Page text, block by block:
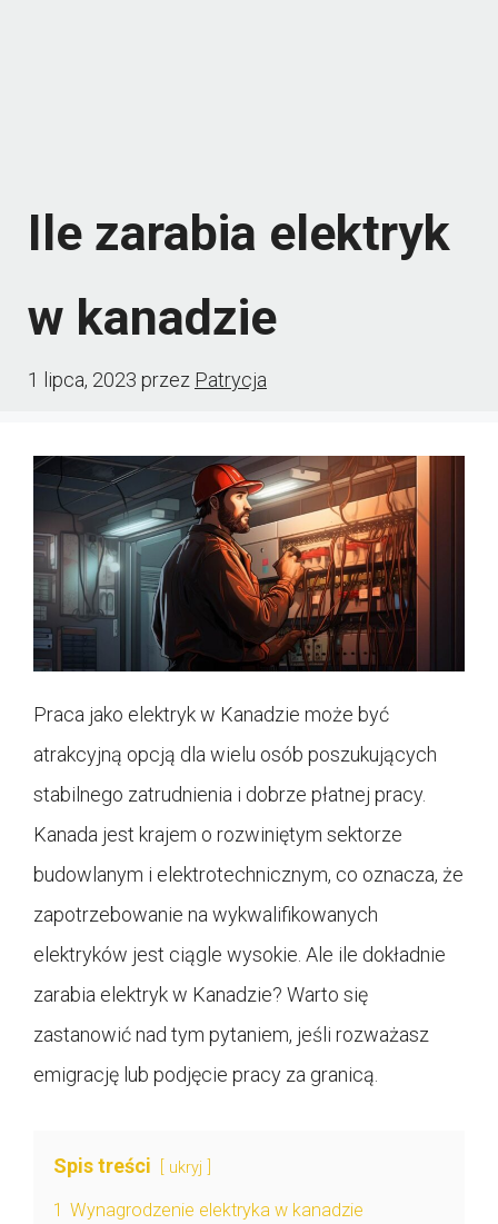
Ile zarabia elektryk
w kanadzie
1 lipca, 2023 przez Patrycja
Praca jako elektryk w Kanadzie może być
atrakcyjną opcją dla wielu osób poszukujących
stabilnego zatrudnienia i dobrze płatnej pracy.
Kanada jest krajem o rozwiniętym sektorze
budowlanym i elektrotechnicznym, co oznacza, że
zapotrzebowanie na wykwalifikowanych
elektryków jest ciągle wysokie. Ale ile dokładnie
zarabia elektryk w Kanadzie? Warto się
zastanowić nad tym pytaniem, jeśli rozważasz
emigrację lub podjęcie pracy za granicą.
Spis treści ukryj
1 Wynagrodzenie elektryka w kanadzie